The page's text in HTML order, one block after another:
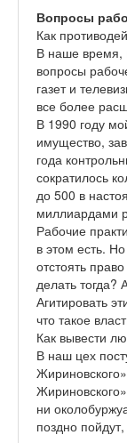
Вопросы
Как
В наше время,
вопросы
газет и
все более
В 1990 году
имущество,
года
сократилось
до 500 в
миллиардами
Рабочие
в этом есть.
отстоять
делать тогда?
Агитировать
что такое
Как вывести
В наш цех
ни
поздно